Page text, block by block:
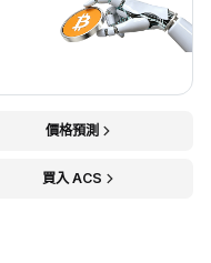
價格預測
買入 ACS